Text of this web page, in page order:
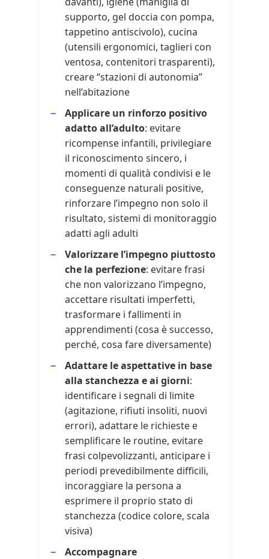
supporto, gel doccia con pompa,
tappetino antiscivolo), cucina
(utensili ergonomici, taglieri con
ventosa, contenitori trasparenti),
creare “stazioni di autonomia”
nell’abitazione
Applicare un rinforzo positivo
adatto all’adulto: evitare
ricompense infantili, privilegiare
il riconoscimento sincero, i
momenti di qualità condivisi e le
conseguenze naturali positive,
rinforzare l’impegno non solo il
risultato, sistemi di monitoraggio
adatti agli adulti
Valorizzare l’impegno piuttosto
che la perfezione: evitare frasi
che non valorizzano l’impegno,
accettare risultati imperfetti,
trasformare i fallimenti in
apprendimenti (cosa è successo,
perché, cosa fare diversamente)
Adattare le aspettative in base
alla stanchezza e ai giorni:
identificare i segnali di limite
(agitazione, rifiuti insoliti, nuovi
errori), adattare le richieste e
semplificare le routine, evitare
frasi colpevolizzanti, anticipare i
periodi prevedibilmente difficili,
incoraggiare la persona a
esprimere il proprio stato di
stanchezza (codice colore, scala
visiva)
Accompagnare